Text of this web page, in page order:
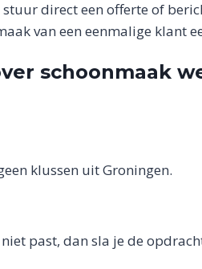
stuur direct een offerte of
van een eenmalige klant
schoonmaak
klussen uit Groningen.
past, dan sla je de